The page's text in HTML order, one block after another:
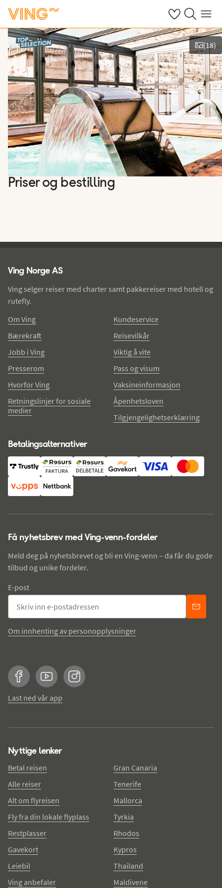
Se dine sparte
Søk påMeny
Vis bilder
(18)
Priser og bestilling
Ving Norge AS
Ving selger reiser med charter samt pakkereiser med hotell og
rutefly.
Om Ving
Bærekraft
Jobb i Ving
Presserom
Hvorfor Ving
Retningslinjer for sosiale
medier
Kundeservice
Reisevilkår
Viktig å vite
Pass og visum
Vaksineinformasjon
Åpenhetsloven
Tilgjengelighetserklæring
Betalingsalternativer
Få nyhetsbrev med Ving-venn-fordeler
Meld deg på nyhetsbrevet og bli en Ving-venn – da får du gode
tilbud og unike fordeler.
E-post
Om innhenting av personopplysninger
FacebookYouTubeInstagram
Last ned vår app
Nyttige lenker
Betal reisen
Alle reiser
Alt om flyreisen
Fly fra din lokale flyplass
Restplasser
Gavekort
Leiebil
Ving anbefaler
Gran Canaria
Tenerife
Mallorca
Tyrkia
Rhodos
Kypros
Thailand
Maldivene